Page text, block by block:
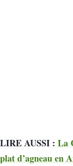
LIRE AUSSI : La
plat d’agneau en